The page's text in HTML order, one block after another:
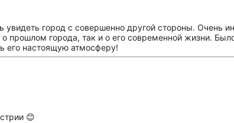
увидеть город с совершенно другой стороны. Очень
прошлом города, так и о его современной жизни.
его настоящую атмосферу!
😊